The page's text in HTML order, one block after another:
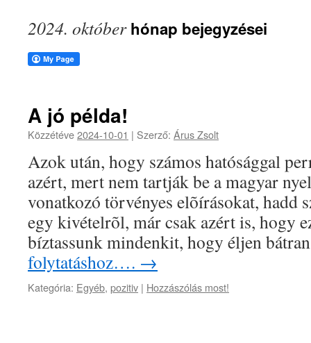
2024. októberhónap bejegyzései
A jó példa!
Közzétéve2024-10-01 | Szerző: Árus Zsolt
Azok után, hogy számos hatósággal
azért, mert nem tartják be a magyar
vonatkozó törvényes elõírásokat, hadd
egy kivételrõl, már csak azért is, hogy
bíztassunk mindenkit, hogy éljen
folytatáshoz…. →
Kategória: Egyéb, pozitiv | Hozzászólás most!